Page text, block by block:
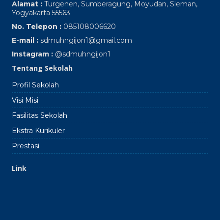
Alamat : Turgenen, Sumberagung, Moyudan, Sleman,
Yogyakarta 55563
No. Telepon : 085108006620
E-mail : sdmuhngijon1@gmail.com
Instagram : @sdmuhngijon1
Tentang Sekolah
Profil Sekolah
Visi Misi
Fasilitas Sekolah
Ekstra Kurikuler
Prestasi
Link